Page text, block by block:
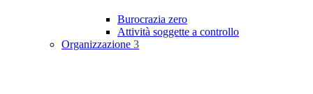
Burocrazia zero
Attività soggette a controllo
Organizzazione 3